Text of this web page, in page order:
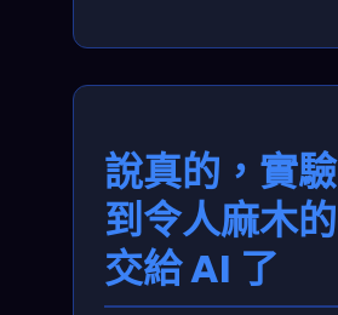
說真的，實
到令人麻木
交給 AI 了